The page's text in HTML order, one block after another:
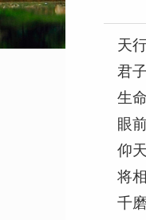
天
君
生
眼
仰
将
千